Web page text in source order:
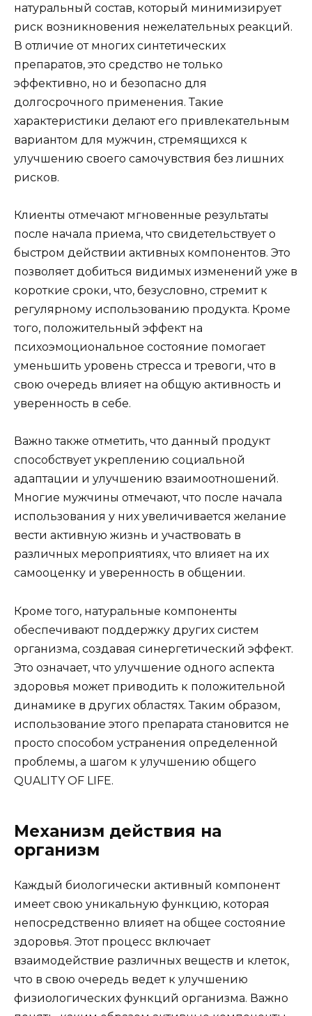
натуральный состав, который минимизирует
риск возникновения нежелательных реакций.
В отличие от многих синтетических
препаратов, это средство не только
эффективно, но и безопасно для
долгосрочного применения. Такие
характеристики делают его привлекательным
вариантом для мужчин, стремящихся к
улучшению своего самочувствия без лишних
рисков.
Клиенты отмечают мгновенные результаты
после начала приема, что свидетельствует о
быстром действии активных компонентов. Это
позволяет добиться видимых изменений уже в
короткие сроки, что, безусловно, стремит к
регулярному использованию продукта. Кроме
того, положительный эффект на
психоэмоциональное состояние помогает
уменьшить уровень стресса и тревоги, что в
свою очередь влияет на общую активность и
уверенность в себе.
Важно также отметить, что данный продукт
способствует укреплению социальной
адаптации и улучшению взаимоотношений.
Многие мужчины отмечают, что после начала
использования у них увеличивается желание
вести активную жизнь и участвовать в
различных мероприятиях, что влияет на их
самооценку и уверенность в общении.
Кроме того, натуральные компоненты
обеспечивают поддержку других систем
организма, создавая синергетический эффект.
Это означает, что улучшение одного аспекта
здоровья может приводить к положительной
динамике в других областях. Таким образом,
использование этого препарата становится не
просто способом устранения определенной
проблемы, а шагом к улучшению общего
QUALITY OF LIFE.
Механизм действия на
организм
Каждый биологически активный компонент
имеет свою уникальную функцию, которая
непосредственно влияет на общее состояние
здоровья. Этот процесс включает
взаимодействие различных веществ и клеток,
что в свою очередь ведет к улучшению
физиологических функций организма. Важно